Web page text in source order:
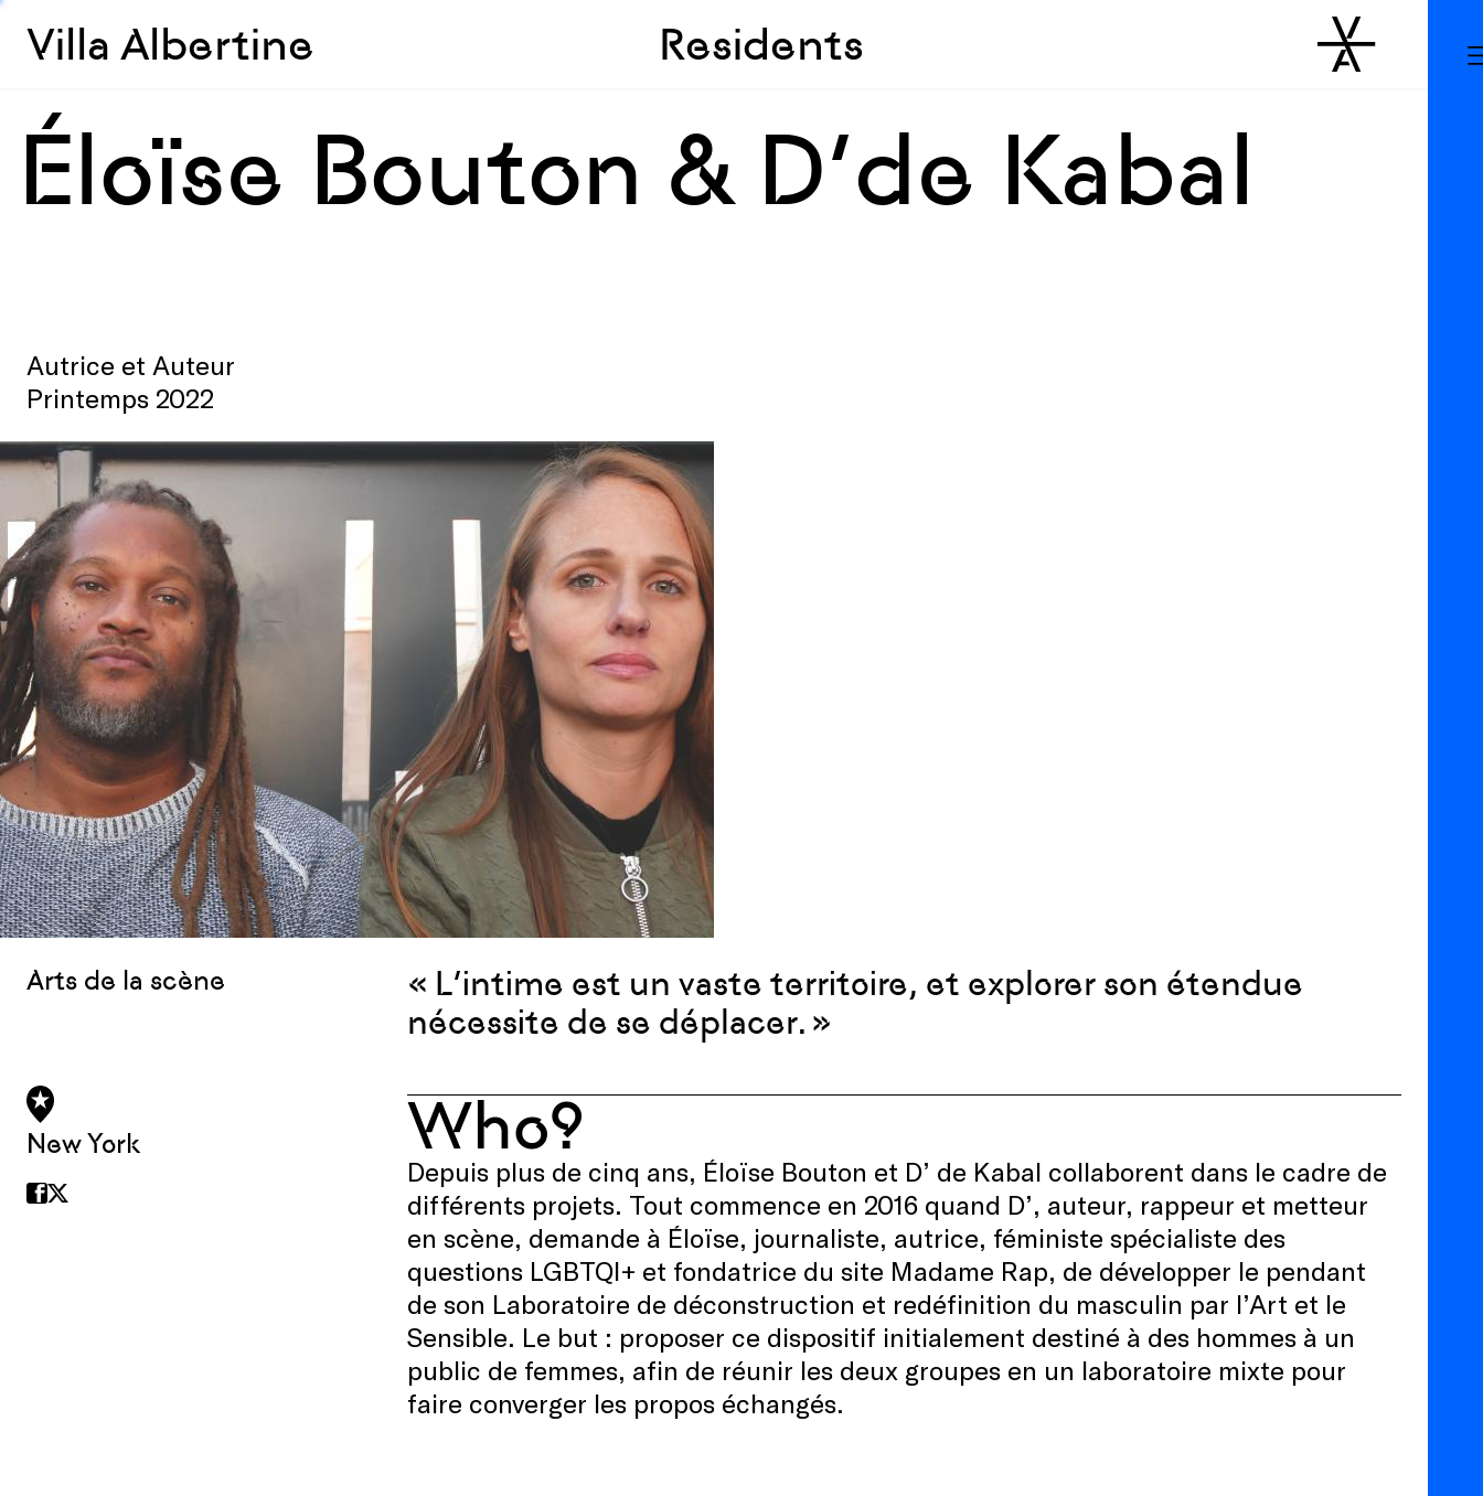
Skip to main
Skip to sidebar
Villa Albertine Residents
Éloïse Bouton & D’de Kabal
Autrice et Auteur
Printemps 2022
Arts de la scène
New York
« L’intime est un vaste territoire, et explorer son étendue
nécessite de se déplacer. »
Who?
Depuis plus de cinq ans, Éloïse Bouton et D’ de Kabal collaborent dans le cadre de
différents projets. Tout commence en 2016 quand D’, auteur, rappeur et metteur
en scène, demande à Éloïse, journaliste, autrice, féministe spécialiste des
questions LGBTQI+ et fondatrice du site Madame Rap, de développer le pendant
de son Laboratoire de déconstruction et redéfinition du masculin par l’Art et le
Sensible. Le but : proposer ce dispositif initialement destiné à des hommes à un
public de femmes, afin de réunir les deux groupes en un laboratoire mixte pour
faire converger les propos échangés.